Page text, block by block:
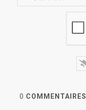
0 COMMENTAIRES